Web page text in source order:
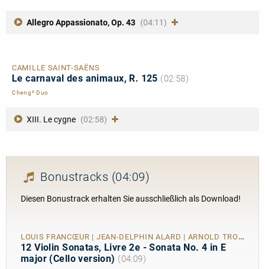
Allegro Appassionato, Op. 43 (04:11)
CAMILLE SAINT-SAËNS
Le carnaval des animaux, R. 125 (02:58)
Cheng² Duo
XIII. Le cygne (02:58)
Bonustracks (04:09)
Diesen Bonustrack erhalten Sie ausschließlich als Download!
LOUIS FRANCŒUR | JEAN-DELPHIN ALARD | ARNOLD TROWELL
12 Violin Sonatas, Livre 2e - Sonata No. 4 in E
major (Cello version) (04:09)